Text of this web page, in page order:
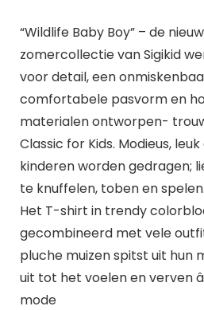
“Wildlife Baby Boy” – de
zomercollectie van Sigikid
voor detail, een
comfortabele pasvorm en
materialen ontworpen-
Classic for Kids. Modieus,
kinderen worden gedragen;
te knuffelen, toben en spelen.
Het T-shirt in trendy
gecombineerd met vele
pluche muizen spitst uit hun
uit tot het voelen en verven
mode